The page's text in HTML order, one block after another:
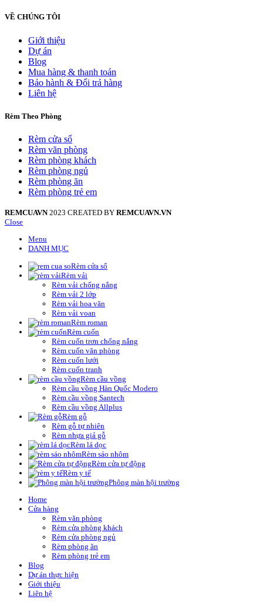
VỀ CHÚNG TÔI
Giới thiệu
Dự án
Blog
Mua hàng & thanh toán
Bảo hành & Đổi trả hàng
Liên hệ
Rèm Theo Phòng
Rèm cửa sổ
Rèm văn phòng
Rèm phòng khách
Rèm phòng ngủ
Rèm phòng ăn
Rèm phòng trẻ em
REMCUAVN 2023 CREATED BY REMCUAVN.VN
Close
Menu
DANH MỤC
Rèm cửa sổ
Rèm vải
Rèm vải chống nắng
Rèm vải 2 lớp
Rèm vải hoa văn
Rèm vải voan
Rèm roman
Rèm cuốn
Rèm cuốn trơn chống nắng
Rèm cuốn văn phòng
Rèm cuốn lưới
Rèm cuốn tranh
Rèm cầu vồng
Rèm cầu vồng Hàn Quốc Modero
Rèm cầu vồng Santech
Rèm cầu vồng Allplus
Rèm gỗ
Rèm gỗ tự nhiên
Rèm nhựa giả gỗ
Rèm lá dọc
Rèm sáo nhôm
Rèm cửa tự động
Rèm y tế
Phông màn hội trường
Home
Cửa hàng
Rèm văn phòng
Rèm cửa phòng khách
Rèm cửa phòng ngủ
Rèm phòng ăn
Rèm phòng trẻ em
Blog
Dự án thực hiện
Giới thiệu
Liên hệ